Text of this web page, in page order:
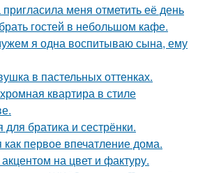
пригласила меня отметить её день
гостей в небольшом кафе.
я одна воспитываю сына, ему
в пастельных оттенках.
квартира в стиле
братика и сестрёнки.
первое впечатление дома.
на цвет и фактуру.